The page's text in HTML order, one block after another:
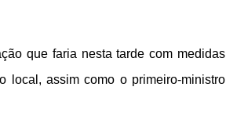
que faria nesta tarde com medidas
local, assim como o primeiro-ministro